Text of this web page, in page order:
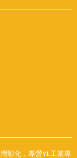
彰化，專營YL工業專